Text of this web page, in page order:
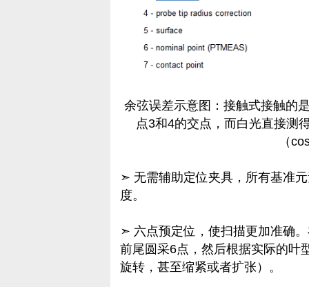
余弦误差示意图：接触式接触的
点3和4的交点，而白光直接测
（
➣ 无需辅助定位夹具，所有基准
度。
➣ 六点预定位，使扫描更加准确
前尾圆采6点，然后根据实际的叶
旋转，甚至缩紧或者扩张）。